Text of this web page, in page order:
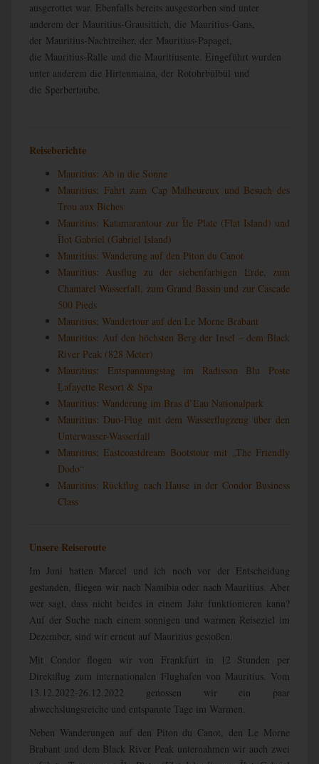
ausgerottet war. Ebenfalls bereits ausgestorben sind unter
anderem der Mauritius-Grausittich, die Mauritius-Gans,
der Mauritius-Nachtreiher, der Mauritius-Papagei,
die Mauritius-Ralle und die Mauritiusente. Eingeführt wurden
unter anderem die Hirtenmaina, der Rotohrbülbül und
die Sperbertaube.
Reiseberichte
Mauritius: Ab in die Sonne
Mauritius: Fahrt zum Cap Malheureux und Besuch des
Trou aux Biches
Mauritius: Katamarantour zur Île Plate (Flat Island) und
Îlot Gabriel (Gabriel Island)
Mauritius: Wanderung auf den Piton du Canot
Mauritius: Ausflug zu der siebenfarbigen Erde, zum
Chamarel Wasserfall, zum Grand Bassin und zur Cascade
500 Pieds
Mauritius: Wandertour auf den Le Morne Brabant
Mauritius: Auf den höchsten Berg der Insel – dem Black
River Peak (828 Meter)
Mauritius: Entspannungstag im Radisson Blu Poste
Lafayette Resort & Spa
Mauritius: Wanderung im Bras d’Eau Nationalpark
Mauritius: Duo-Flug mit dem Wasserflugzeug über den
Unterwasser-Wasserfall
Mauritius: Eastcoastdream Bootstour mit „The Friendly
Dodo“
Mauritius: Rückflug nach Hause in der Condor Business
Class
Unsere Reiseroute
Im Juni hatten Marcel und ich noch vor der Entscheidung
gestanden, fliegen wir nach Namibia oder nach Mauritius. Aber
wer sagt, dass nicht beides in einem Jahr funktionieren kann?
Auf der Suche nach einem sonnigen und warmen Reiseziel im
Dezember, sind wir erneut auf Mauritius gestoßen.
Mit Condor flogen wir von Frankfurt in 12 Stunden per
Direktflug zum internationalen Flughafen von Mauritius. Vom
13.12.2022-26.12.2022 genossen wir ein paar
abwechslungsreiche und entspannte Tage im Warmen.
Neben Wanderungen auf den Piton du Canot, den Le Morne
Brabant und dem Black River Peak unternahmen wir auch zwei